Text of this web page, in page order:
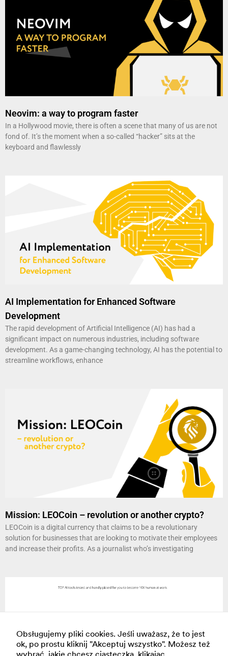
Neovim: a way to program faster
In a Hollywood movie, there is often a scene that many of us are not
fond of. It’s the moment when a so-called “hacker” sits at the
keyboard and flawlessly
AI Implementation for Enhanced Software
Development
The rapid development of Artificial Intelligence (AI) has had a
significant impact on numerous industries, including software
development. As a game-changing technology, AI has the potential to
streamline workflows, enhance
Mission: LEOCoin – revolution or another crypto?
LEOCoin is a digital currency that claims to be a revolutionary
solution for businesses that are looking to motivate their employees
and increase their profits. As a journalist who’s investigating
Obsługujemy pliki cookies. Jeśli uważasz, że to jest
ok, po prostu kliknij "Akceptuj wszystko". Możesz też
wybrać, jakie chcesz ciasteczka, klikając